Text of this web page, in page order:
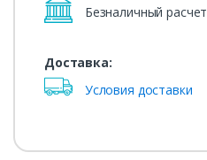
Безналичный расчет
Доставка:
Условия доставки